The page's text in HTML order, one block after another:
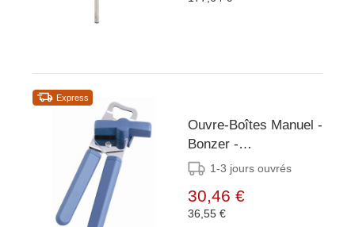
Express
Ouvre-Boîtes Manuel -
Bonzer -
45(L)x185(H)mm
1-3 jours ouvrés
30,46 €
36,55 €